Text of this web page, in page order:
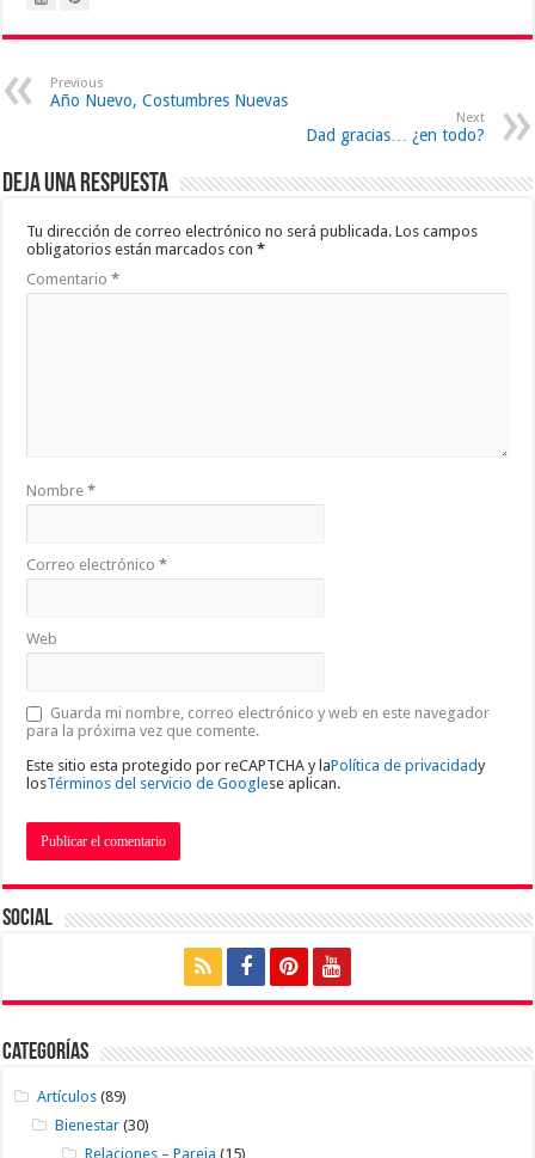
Previous
Año Nuevo, Costumbres Nuevas
Next
Dad gracias… ¿en todo?
Deja una respuesta
Tu dirección de correo electrónico no será publicada. Los campos
obligatorios están marcados con*
Comentario*
Nombre*
Correo electrónico*
Web
Guarda mi nombre, correo electrónico y web en este navegador
para la próxima vez que comente.
Este sitio esta protegido por reCAPTCHA y laPolítica de privacidady
losTérminos del servicio de Googlese aplican.
Social
Categorías
Artículos (89)
Bienestar (30)
Relaciones – Pareja (15)